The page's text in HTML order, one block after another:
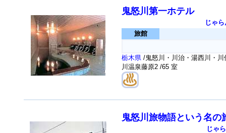
鬼怒川第一ホテル
じゃ
旅館
栃木県 /鬼怒川・川治・湯西川・
川温泉藤原2 /65 室
鬼怒川旅物語という名の
じゃ